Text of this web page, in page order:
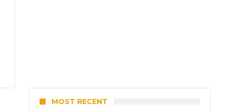
MOST RECENT